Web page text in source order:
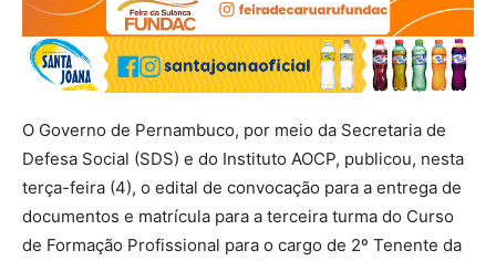
O Governo de Pernambuco, por meio da Secretaria de
Defesa Social (SDS) e do Instituto AOCP, publicou, nesta
terça-feira (4), o edital de convocação para a entrega de
documentos e matrícula para a terceira turma do Curso
de Formação Profissional para o cargo de 2º Tenente da